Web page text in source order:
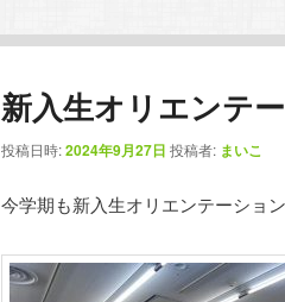
ン
コ
ン
テ
ン
コ
ン
テ
ン
ツ
新入生オリエンテ
投稿日時:2024年9月27日 投稿者: まいこ
今学期も新入生オリエンテーショ